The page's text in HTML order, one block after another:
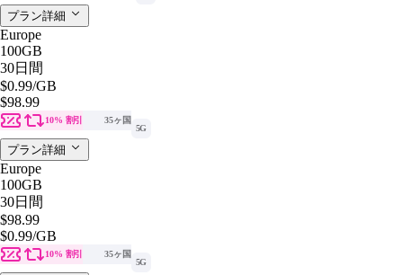
プラン詳細
Europe
100GB
30日間
$0.99/GB
$98.99
10% 割引
35ヶ国
5G
プラン詳細
Europe
100GB
30日間
$98.99
$0.99/GB
10% 割引
35ヶ国
5G